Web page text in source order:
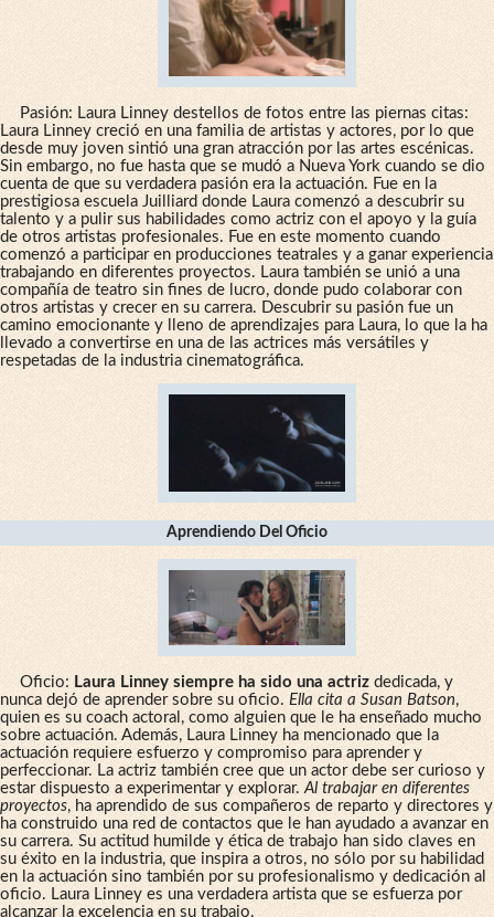
Pasión: Laura Linney destellos de fotos entre las piernas citas:
Laura Linney creció en una familia de artistas y actores, por lo que
desde muy joven sintió una gran atracción por las artes escénicas.
Sin embargo, no fue hasta que se mudó a Nueva York cuando se dio
cuenta de que su verdadera pasión era la actuación. Fue en la
prestigiosa escuela Juilliard donde Laura comenzó a descubrir su
talento y a pulir sus habilidades como actriz con el apoyo y la guía
de otros artistas profesionales. Fue en este momento cuando
comenzó a participar en producciones teatrales y a ganar experiencia
trabajando en diferentes proyectos. Laura también se unió a una
compañía de teatro sin fines de lucro, donde pudo colaborar con
otros artistas y crecer en su carrera. Descubrir su pasión fue un
camino emocionante y lleno de aprendizajes para Laura, lo que la ha
llevado a convertirse en una de las actrices más versátiles y
respetadas de la industria cinematográfica.
Aprendiendo Del Oficio
Oficio: Laura Linney siempre ha sido una actrizdedicada, y
nunca dejó de aprender sobre su oficio. Ella cita a Susan Batson,
quien es su coach actoral, como alguien que le ha enseñado mucho
sobre actuación. Además, Laura Linney ha mencionado que la
actuación requiere esfuerzo y compromiso para aprender y
perfeccionar. La actriz también cree que un actor debe ser curioso y
estar dispuesto a experimentar y explorar. Al trabajar en diferentes
proyectos, ha aprendido de sus compañeros de reparto y directores y
ha construido una red de contactos que le han ayudado a avanzar en
su carrera. Su actitud humilde y ética de trabajo han sido claves en
su éxito en la industria, que inspira a otros, no sólo por su habilidad
en la actuación sino también por su profesionalismo y dedicación al
oficio. Laura Linney es una verdadera artista que se esfuerza por
alcanzar la excelencia en su trabajo.